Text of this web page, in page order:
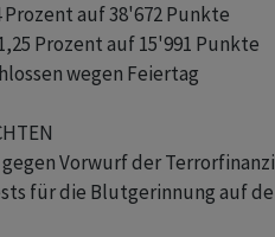
auf 38'672 Punkte
Prozent auf 15'991 Punkte
wegen Feiertag
gegen Vorwurf der
für die Blutgerinnung auf